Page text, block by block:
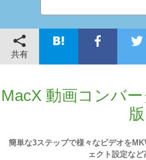
共有
MacX 動画コンバ
版
簡単な3ステップで様々なビデオを
ェクト設定な